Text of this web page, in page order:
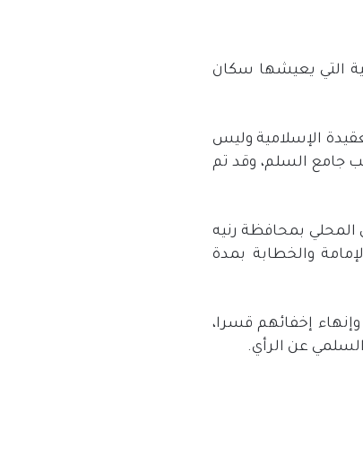
التي يعيشها سكان
الإسلامية وليس
جامع السلم، وقد تم
النظام قبل 6 أشهر عضو المجلس المحلي بمحافظة رنيه
والخطابة بمدة
إخفائهم قسرا،
عن الرأي.